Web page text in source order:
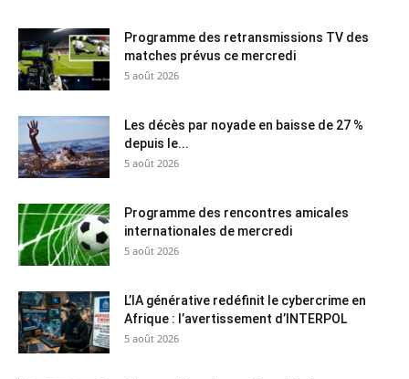
Programme des retransmissions TV des
matches prévus ce mercredi
5 août 2026
Les décès par noyade en baisse de 27 %
depuis le...
5 août 2026
Programme des rencontres amicales
internationales de mercredi
5 août 2026
L’IA générative redéfinit le cybercrime en
Afrique : l’avertissement d’INTERPOL
5 août 2026